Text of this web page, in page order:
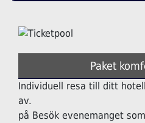
Paket
Individuell resa till ditt
av.
på Besök evenemanget